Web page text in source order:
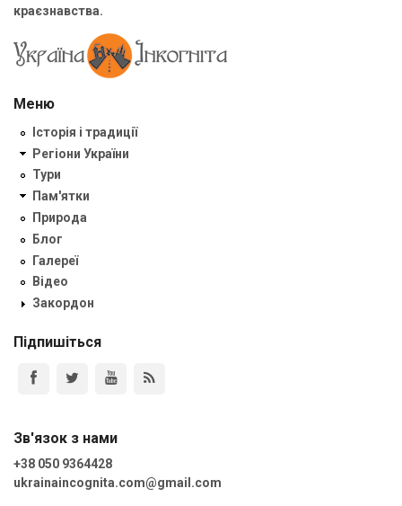
краєзнавства.
Меню
Історія і традиції
Регіони України
Тури
Пам'ятки
Природа
Блог
Галереї
Відео
Закордон
Підпишіться
Зв'язок з нами
+38 050 9364428
ukrainaincognita.com@gmail.com